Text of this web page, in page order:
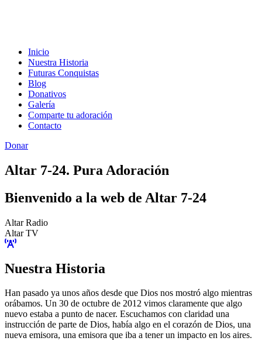
Inicio
Nuestra Historia
Futuras Conquistas
Blog
Donativos
Galería
Comparte tu adoración
Contacto
Donar
Altar 7-24. Pura Adoración
Bienvenido a la web de Altar 7-24
Altar Radio
Altar TV
Nuestra Historia
Han pasado ya unos años desde que Dios nos mostró algo mientras
orábamos. Un 30 de octubre de 2012 vimos claramente que algo
nuevo estaba a punto de nacer. Escuchamos con claridad una
instrucción de parte de Dios, había algo en el corazón de Dios, una
nueva emisora, una emisora que iba a tener un impacto en los aires.